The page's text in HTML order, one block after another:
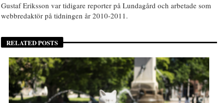
Gustaf Eriksson var tidigare reporter på Lundagård och arbetade som
webbredaktör på tidningen år 2010-2011.
RELATED POSTS